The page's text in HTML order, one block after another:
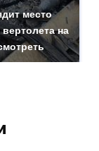
место
на